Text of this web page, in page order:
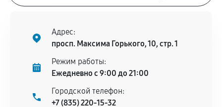
Адрес:
просп. Максима Горького, 10, стр. 1
Режим работы:
Ежедневно с 9:00 до 21:00
Городской телефон:
+7 (835) 220-15-32